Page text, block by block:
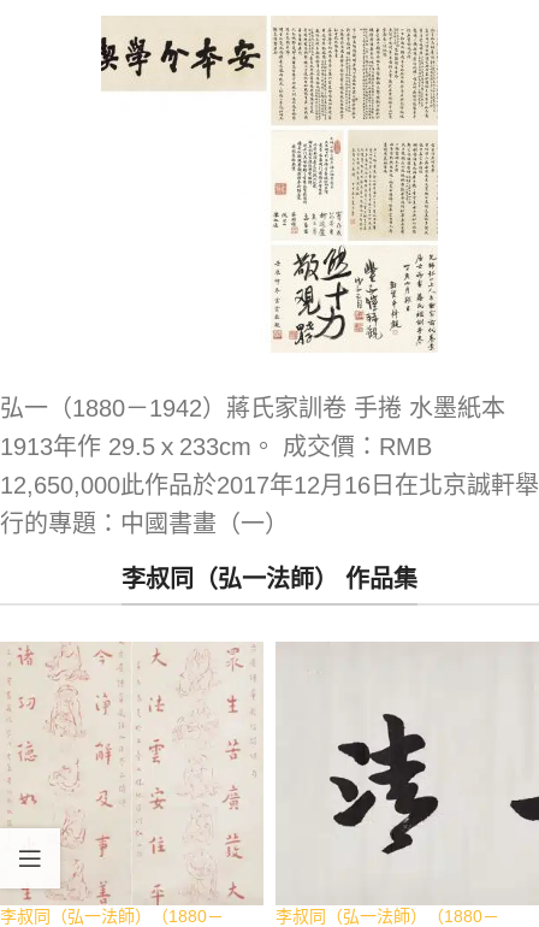
弘一（1880－1942）蔣氏家訓卷 手捲 水墨紙本
1913年作 29.5ｘ233cm。 成交價：RMB
12,650,000此作品於2017年12月16日在北京誠軒舉
行的專題：中國書畫（一）
李叔同（弘一法師） 作品集
李叔同（弘一法師）（1880－
李叔同（弘一法師）（1880－